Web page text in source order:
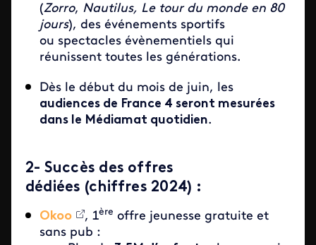
(Zorro, Nautilus, Le tour du monde en 80
jours), des événements sportifs
ou spectacles évènementiels qui
réunissent toutes les générations.
Dès le début du mois de juin, les
audiences de France 4 seront mesurées
dans le Médiamat quotidien.
2- Succès des offres
dédiées (chiffres 2024) :
Okoo , 1ère offre jeunesse gratuite et
sans pub :